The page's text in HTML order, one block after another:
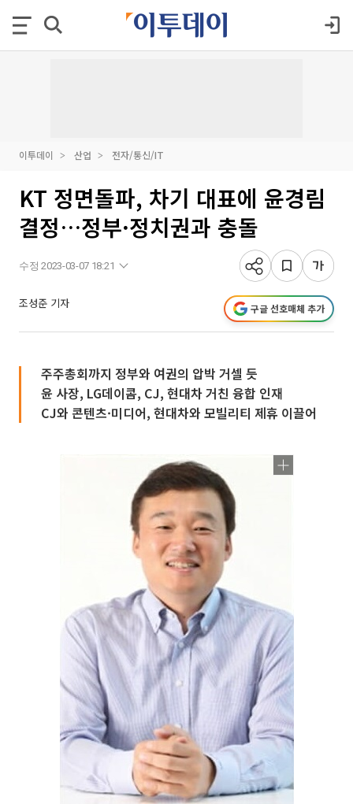
이투데이 산업 전자/통신/IT
KT 정면돌파, 차기 대표에 윤경림
결정…정부·정치권과 충돌
수정 2023-03-07 18:21
조성준 기자 구글 선호매체 추가
주주총회까지 정부와 여권의 압박 거셀 듯
윤 사장, LG데이콤, CJ, 현대차 거친 융합 인재
CJ와 콘텐츠·미디어, 현대차와 모빌리티 제휴 이끌어